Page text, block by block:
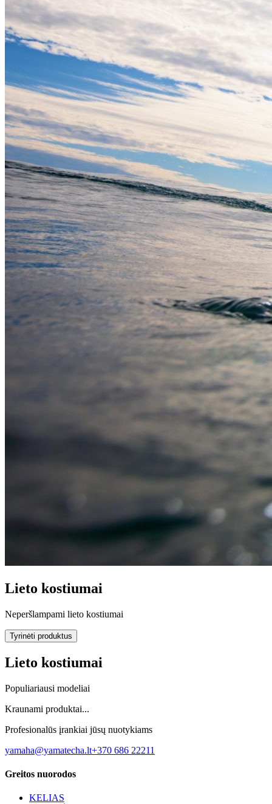
Lieto kostiumai
Neperšlampami lieto kostiumai
Tyrinėti produktus
Lieto kostiumai
Populiariausi modeliai
Kraunami produktai...
Profesionalūs įrankiai jūsų nuotykiams
yamaha@yamatecha.lt+370 686 22211
Greitos nuorodos
KELIAS